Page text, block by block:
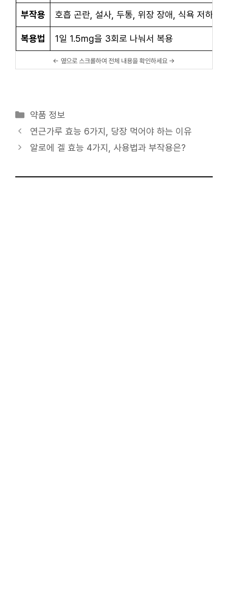
부작용 호흡 곤란, 설사, 두통, 위장 장애, 식욕 저하,
복용법 1일 1.5mg을 3회로 나눠서 복용
카
테
고
약품 정보
연근가루 효능 6가지, 당장 먹어야 하는 이유
알로에 겔 효능 4가지, 사용법과 부작용은?